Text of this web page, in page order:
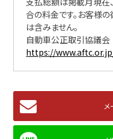
合の料金です。お客様
は含みません。
自動車公正取引協議会
https://